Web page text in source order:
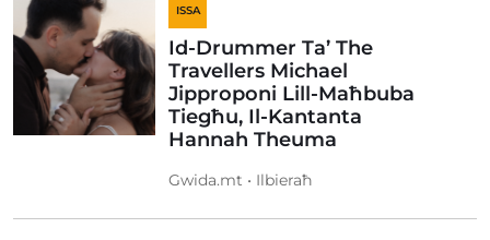
ISSA
Id-Drummer Ta’ The
Travellers Michael
Jipproponi Lill-Maħbuba
Tiegħu, Il-Kantanta
Hannah Theuma
Gwida.mt • Ilbieraħ